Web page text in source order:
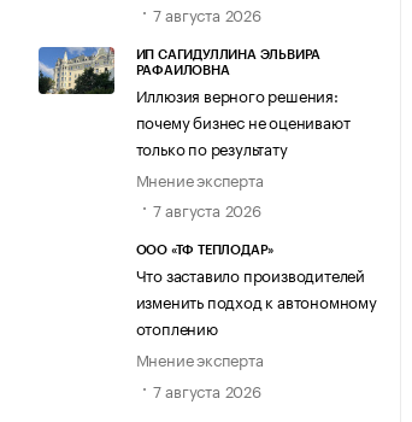
7 августа 2026
ИП САГИДУЛЛИНА ЭЛЬВИРА
РАФАИЛОВНА
Иллюзия верного решения:
почему бизнес не оценивают
только по результату
Мнение эксперта
7 августа 2026
ООО «ТФ ТЕПЛОДАР»
Что заставило производителей
изменить подход к автономному
отоплению
Мнение эксперта
7 августа 2026